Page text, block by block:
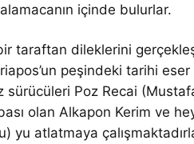
içinde bulurlar.
taraftan dileklerini
peşindeki tarihi eser
sürücüleri Poz Recai
olan Alkapon Kerim ve
yu atlatmaya